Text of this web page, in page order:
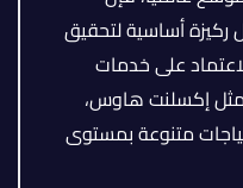
ركيزة أساسية لتحقيق
على خدمات
مثل إكسلنت هاوس،
متنوعة بمستوى